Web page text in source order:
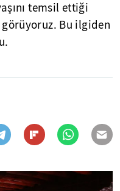
temsil ettiği
Bu ilgiden